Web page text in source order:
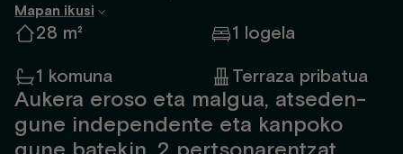
Mapan ikusi
28 m²
1 logela
1 komuna
Terraza pribatua
Aukera eroso eta malgua, atseden-
gune independente eta kanpoko